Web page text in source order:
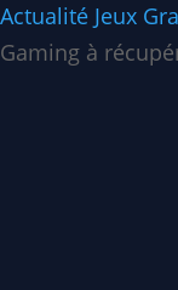
Actualité Jeux
Gaming à